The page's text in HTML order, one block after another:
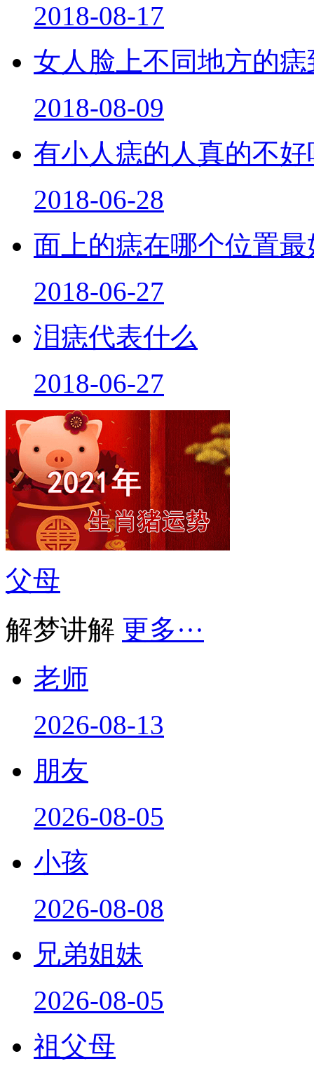
2018-08-17
女人脸上不同地方的
2018-08-09
有小人痣的人真的不好
2018-06-28
面上的痣在哪个位置最
2018-06-27
泪痣代表什么
2018-06-27
父母
解梦讲解 更多···
老师
2026-08-13
朋友
2026-08-05
小孩
2026-08-08
兄弟姐妹
2026-08-05
祖父母